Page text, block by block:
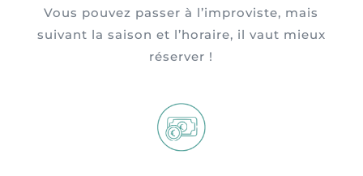
Vous pouvez passer à l’improviste, mais
suivant la saison et l’horaire, il vaut mieux
réserver !